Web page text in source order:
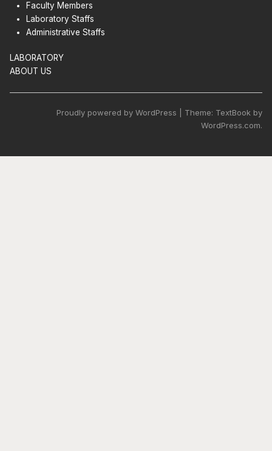
Faculty Members
Laboratory Staffs
Administrative Staffs
LABORATORY
ABOUT US
Proudly powered by WordPress | Theme: TextBook by
WordPress.com.